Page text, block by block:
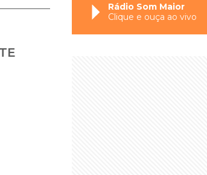
Rádio Som Maior
Clique e ouça ao vivo